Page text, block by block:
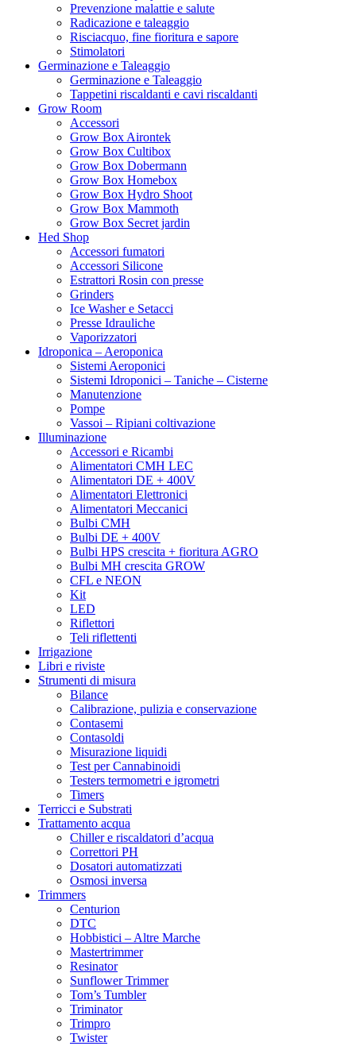
Prevenzione malattie e salute
Radicazione e taleaggio
Risciacquo, fine fioritura e sapore
Stimolatori
Germinazione e Taleaggio
Germinazione e Taleaggio
Tappetini riscaldanti e cavi riscaldanti
Grow Room
Accessori
Grow Box Airontek
Grow Box Cultibox
Grow Box Dobermann
Grow Box Homebox
Grow Box Hydro Shoot
Grow Box Mammoth
Grow Box Secret jardin
Hed Shop
Accessori fumatori
Accessori Silicone
Estrattori Rosin con presse
Grinders
Ice Washer e Setacci
Presse Idrauliche
Vaporizzatori
Idroponica – Aeroponica
Sistemi Aeroponici
Sistemi Idroponici – Taniche – Cisterne
Manutenzione
Pompe
Vassoi – Ripiani coltivazione
Illuminazione
Accessori e Ricambi
Alimentatori CMH LEC
Alimentatori DE + 400V
Alimentatori Elettronici
Alimentatori Meccanici
Bulbi CMH
Bulbi DE + 400V
Bulbi HPS crescita + fioritura AGRO
Bulbi MH crescita GROW
CFL e NEON
Kit
LED
Riflettori
Teli riflettenti
Irrigazione
Libri e riviste
Strumenti di misura
Bilance
Calibrazione, pulizia e conservazione
Contasemi
Contasoldi
Misurazione liquidi
Test per Cannabinoidi
Testers termometri e igrometri
Timers
Terricci e Substrati
Trattamento acqua
Chiller e riscaldatori d’acqua
Correttori PH
Dosatori automatizzati
Osmosi inversa
Trimmers
Centurion
DTC
Hobbistici – Altre Marche
Mastertrimmer
Resinator
Sunflower Trimmer
Tom’s Tumbler
Triminator
Trimpro
Twister